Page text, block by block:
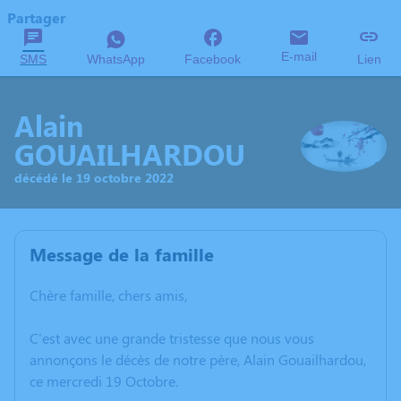
Partager
SMS WhatsApp Facebook E-mail Lien
Alain
GOUAILHARDOU
décédé le 19 octobre 2022
Message de la famille
Chère famille, chers amis,
C'est avec une grande tristesse que nous vous
annonçons le décès de notre père, Alain Gouailhardou,
ce mercredi 19 Octobre.